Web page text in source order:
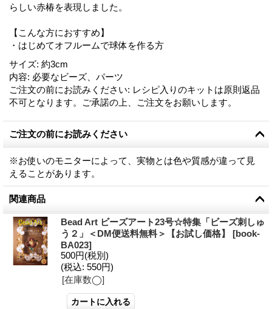
らしい赤椿を表現しました。
【こんな方におすすめ】
・はじめてオフルームで球体を作る方
サイズ: 約3cm
内容: 必要なビーズ、パーツ
ご注文の前にお読みください: レシピ入りのキットは原則返品
不可となります。ご承諾の上、ご注文をお願いします。
ご注文の前にお読みください
※お使いのモニターによって、実物とは色や質感が違って見
えることがあります。
関連商品
Bead Art ビーズアート23号☆特集「ビーズ刺しゅ
う２」＜DM便送料無料＞【お試し価格】 [book-
BA023]
500円(税別)
(税込: 550円)
[在庫数◯]